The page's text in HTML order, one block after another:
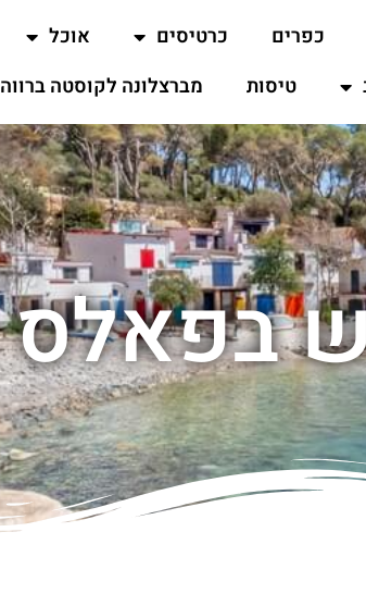
כפרים כרטיסים אוכל
טיסות מברצלונה לקוסטה ברווה
בפאלס